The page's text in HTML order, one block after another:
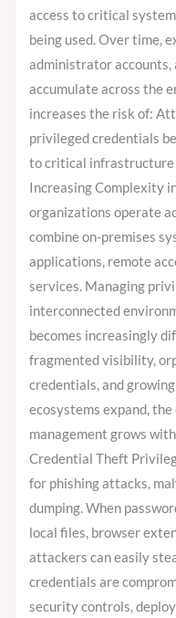
access to critical
being used. Over time,
administrator
accumulate across the
increases the risk of:
privileged credentials
to critical infrastructure
Increasing Complexity
organizations operate
combine on-premises
applications, remote
services. Managing
interconnected
becomes increasingly
fragmented visibility,
credentials, and
ecosystems expand,
management grows
Credential Theft
for phishing attacks,
dumping. When
local files, browser
attackers can easily
credentials are
security controls,